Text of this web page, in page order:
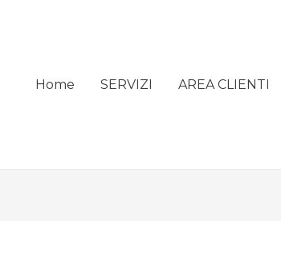
Home SERVIZI AREA CLIENTI